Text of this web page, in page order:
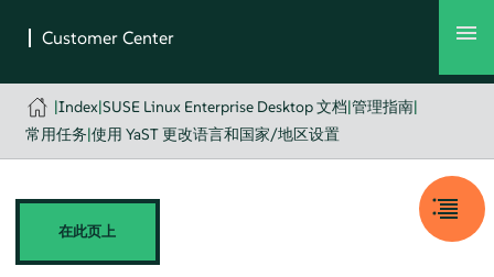
|Index|SUSE Linux Enterprise Desktop 文档|管理指南|
常用任务|使用 YaST 更改语言和国家/地区设置
在此页上